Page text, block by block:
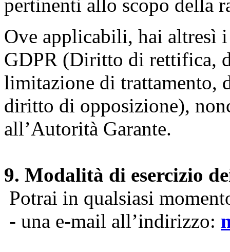
pertinenti allo scopo della
Ove applicabili, hai
GDPR (Diritto di rettifica,
limitazione di trattamento,
diritto di opposizione),
all’Autorità Garante.
9. Modalità di esercizio
Potrai in qualsiasi
- una e-mail all’indirizzo: